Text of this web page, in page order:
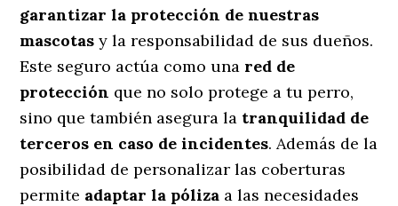
garantizar la protección de nuestras
mascotas y la responsabilidad de sus dueños.
Este seguro actúa como una red de
protección que no solo protege a tu perro,
sino que también asegura la tranquilidad de
terceros en caso de incidentes. Además de la
posibilidad de personalizar las coberturas
permite adaptar la póliza a las necesidades